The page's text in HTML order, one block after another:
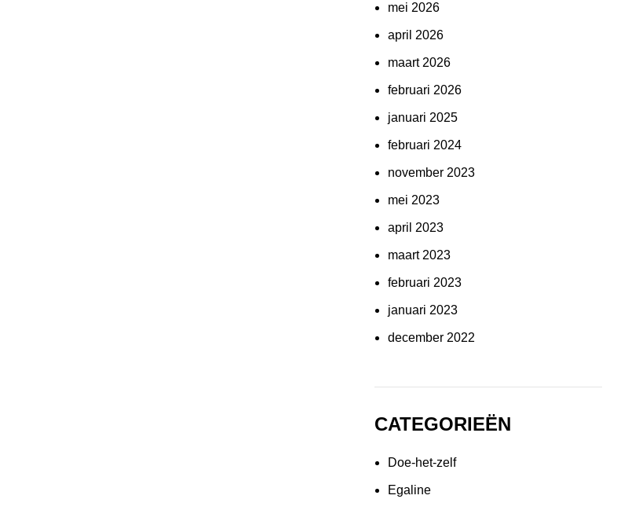
mei 2026
april 2026
maart 2026
februari 2026
januari 2025
februari 2024
november 2023
mei 2023
april 2023
maart 2023
februari 2023
januari 2023
december 2022
CATEGORIEËN
Doe-het-zelf
Egaline